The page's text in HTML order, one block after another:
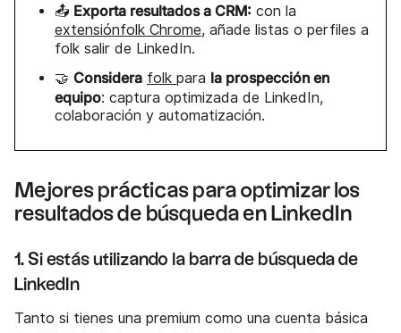
📤 Exporta resultados a CRM: con la
extensiónfolk Chrome, añade listas o perfiles a
folk salir de LinkedIn.
🤝 Considera folk para la prospección en
equipo: captura optimizada de LinkedIn,
colaboración y automatización.
Mejores prácticas para optimizar los
resultados de búsqueda en LinkedIn
1. Si estás utilizando la barra de búsqueda de
LinkedIn
Tanto si tienes una premium como una cuenta básica